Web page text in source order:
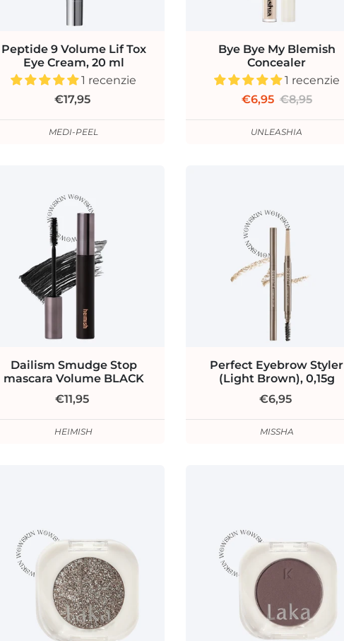
Peptide 9 Volume Lif Tox
Eye Cream, 20 ml
1 recenzie
€17,95
MEDI-PEEL
Bye Bye My Blemish
Concealer
1 recenzie
€6,95 €8,95
UNLEASHIA
Dailism Smudge Stop
mascara Volume BLACK
€11,95
HEIMISH
Perfect Eyebrow Styler
(Light Brown), 0,15g
€6,95
MISSHA